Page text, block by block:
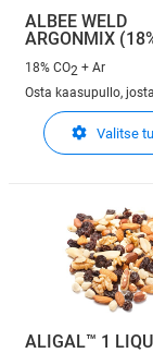
ALBEE WELD
ARGONMIX
18% CO2 + Ar
Osta kaasupullo,
vuokraa. Argon,
hiilidioksidia soveltuu
hitsaukseen
Valitse
ALIGAL™ 1